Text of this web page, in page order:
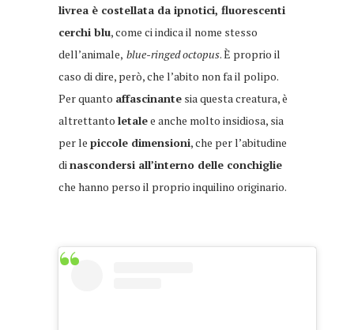
livrea è costellata da ipnotici, fluorescenti
cerchi blu, come ci indica il nome stesso
dell’animale, blue-ringed octopus. È proprio il
caso di dire, però, che l’abito non fa il polipo.
Per quanto affascinante sia questa creatura, è
altrettanto letalee anche molto insidiosa, sia
per le piccole dimensioni, che per l’abitudine
dinascondersi all’interno delle conchiglie
che hanno perso il proprio inquilino originario.